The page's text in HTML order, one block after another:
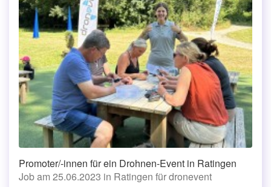
Promoter/-innen für ein Drohnen-Event in Ratingen
Job am 25.06.2023 in Ratingen für dronevent